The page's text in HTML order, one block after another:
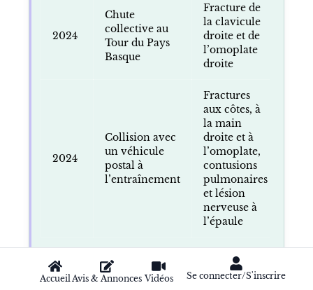
AccueilAvis & Annonces Vidéos Se connecter/S'inscrire
2024
Chute
collective au
Tour du Pays
Basque
Fracture de
la clavicule
droite et de
l’omoplate
droite
2024
Collision avec
un véhicule
postal à
l’entraînement
Fractures
aux côtes, à
la main
droite et à
l’omoplate,
contusions
pulmonaires
et lésion
nerveuse à
l’épaule
Ces épisodes expliquent une part importante
de sa réputation. Remco Evenepoel n’est pas